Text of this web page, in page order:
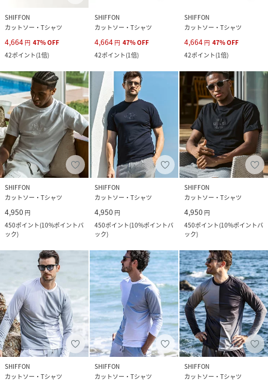
SHIFFON
カットソー・Tシャツ
4,664 円 47%OFF
42ポイント(1倍)
SHIFFON
カットソー・Tシャツ
4,664 円 47%OFF
42ポイント(1倍)
SHIFFON
カットソー・Tシャツ
4,664 円 47%OFF
42ポイント(1倍)
SHIFFON
カットソー・Tシャツ
4,950 円
450ポイント(10%ポイントバ
ック)
SHIFFON
カットソー・Tシャツ
4,950 円
450ポイント(10%ポイントバ
ック)
SHIFFON
カットソー・Tシャツ
4,950 円
450ポイント(10%ポイントバ
ック)
SHIFFON
カットソー・Tシャツ
SHIFFON
カットソー・Tシャツ
SHIFFON
カットソー・Tシャツ